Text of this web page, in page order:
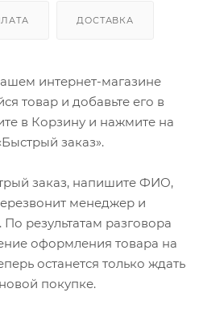
ДОСТАВКА
интернет-магазине
товар и добавьте его в
в Корзину и нажмите на
заказ».
заказ, напишите ФИО,
менеджер и
По результатам разговора
оформления товара на
останется только ждать
покупке.